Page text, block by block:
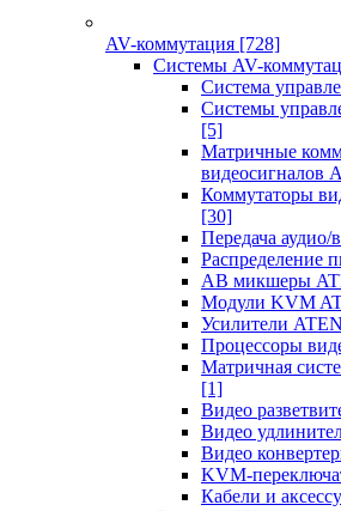
AV-коммутация [728]
Системы AV-
Система
Системы
[5]
Матричные
видеосигналов
Коммутаторы
[30]
Передача аудио/
Распределение
АВ микшеры
Модули KVM
Усилители ATEN
Процессоры
Матричная
[1]
Видео
Видео
Видео
KVM-
Кабели и